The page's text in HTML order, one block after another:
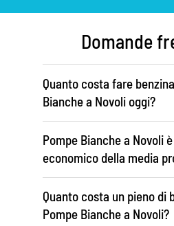
Domande
Quanto costa fare
Bianche a Novoli oggi?
Pompe Bianche a Novoli
economico della media
Quanto costa un pieno di
Pompe Bianche a Novoli?